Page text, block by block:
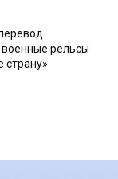
рельсы
страну»